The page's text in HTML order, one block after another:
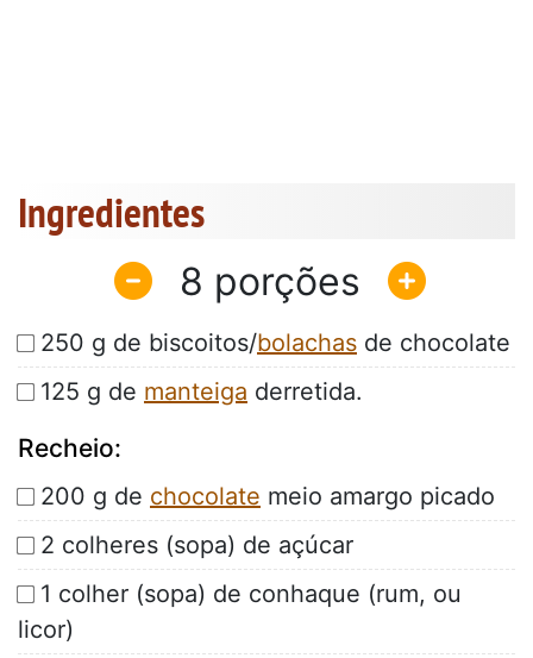
Ingredientes
8
250 g de biscoitos/bolachas de chocolate
125 g de manteiga derretida.
Recheio:
200 g de chocolate meio amargo picado
2 colheres (sopa) de açúcar
1 colher (sopa) de conhaque (rum, ou
licor)